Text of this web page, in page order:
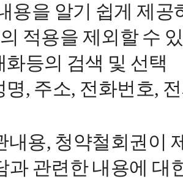
용을 알기 쉽게 제
적용을 제외할 수
의 검색 및 선택
소, 전화번호, 전
내용, 청약철회권이
과 관련한 내용에 대